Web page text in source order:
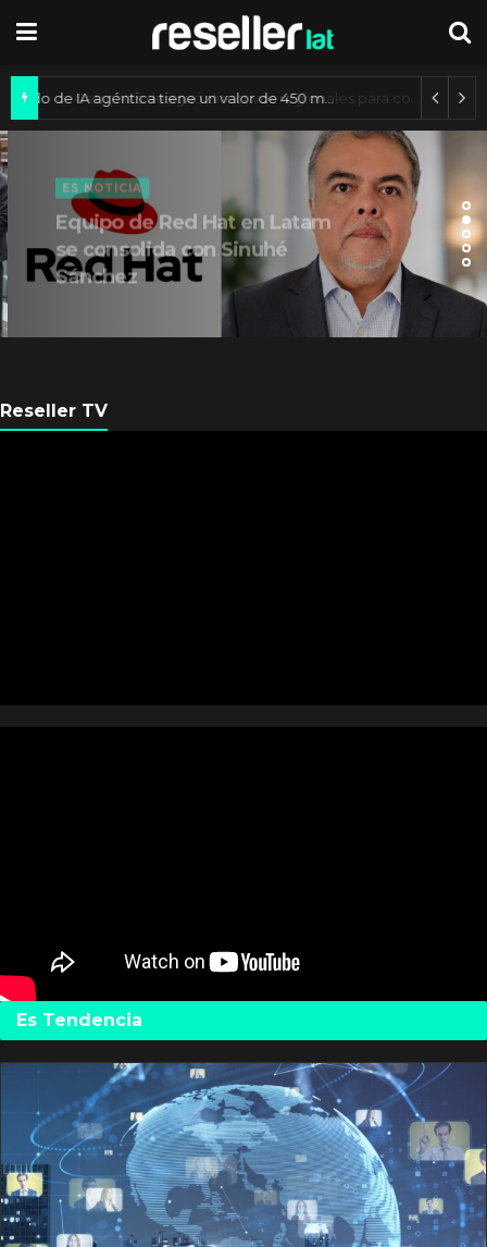
Mercado de IA agéntica tiene un valor de 450 mil millones de dólares
ES NOTICIA
Equipo de Red Hat en Latam
se consolida con Sinuhé
Sánchez
Reseller TV
Es Tendencia